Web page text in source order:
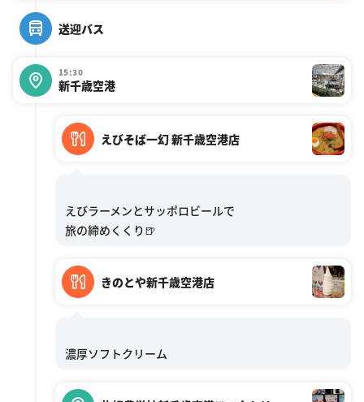
送迎バス
15:30
新千歳空港
えびそば一幻 新千歳空港店
えびラーメンとサッポロビールで
きのとや新千歳空港店